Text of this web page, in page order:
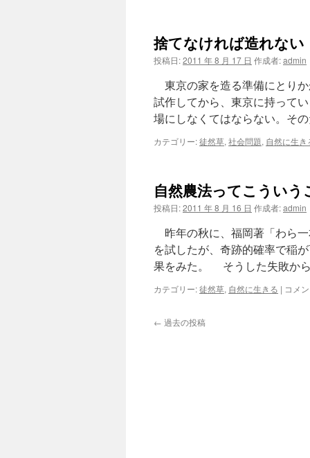
捨てなければ造れない
投稿日:2011 年 8 月 17 日 作成者:admin
東京の家を造る準備にとり
試作してから、東京に持って
場にしなくてはならない。そ
カテゴリー:徒然草, 社会問題, 自然に生き
自然農法ってこういう
投稿日:2011 年 8 月 16 日 作成者:admin
昨年の秋に、福岡著「わら
を試したが、奇跡的確率で稲
果をみた。 そうした失敗か
カテゴリー:徒然草, 自然に生きる | 自
コメ
← 過去の投稿